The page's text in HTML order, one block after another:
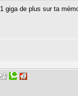
giga de plus sur ta